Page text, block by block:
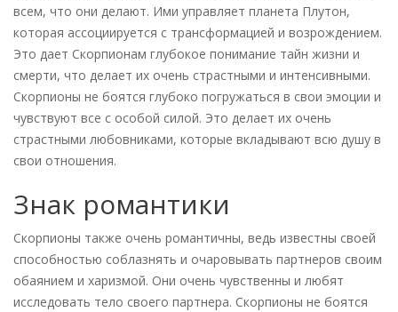
всем, что они делают. Ими управляет планета Плутон,
которая ассоциируется с трансформацией и возрождением.
Это дает Скорпионам глубокое понимание тайн жизни и
смерти, что делает их очень страстными и интенсивными.
Скорпионы не боятся глубоко погружаться в свои эмоции и
чувствуют все с особой силой. Это делает их очень
страстными любовниками, которые вкладывают всю душу в
свои отношения.
Знак романтики
Скорпионы также очень романтичны, ведь известны своей
способностью соблазнять и очаровывать партнеров своим
обаянием и харизмой. Они очень чувственны и любят
исследовать тело своего партнера. Скорпионы не боятся